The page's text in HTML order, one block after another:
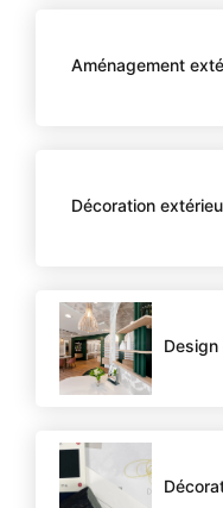
Aménagement
Décoration